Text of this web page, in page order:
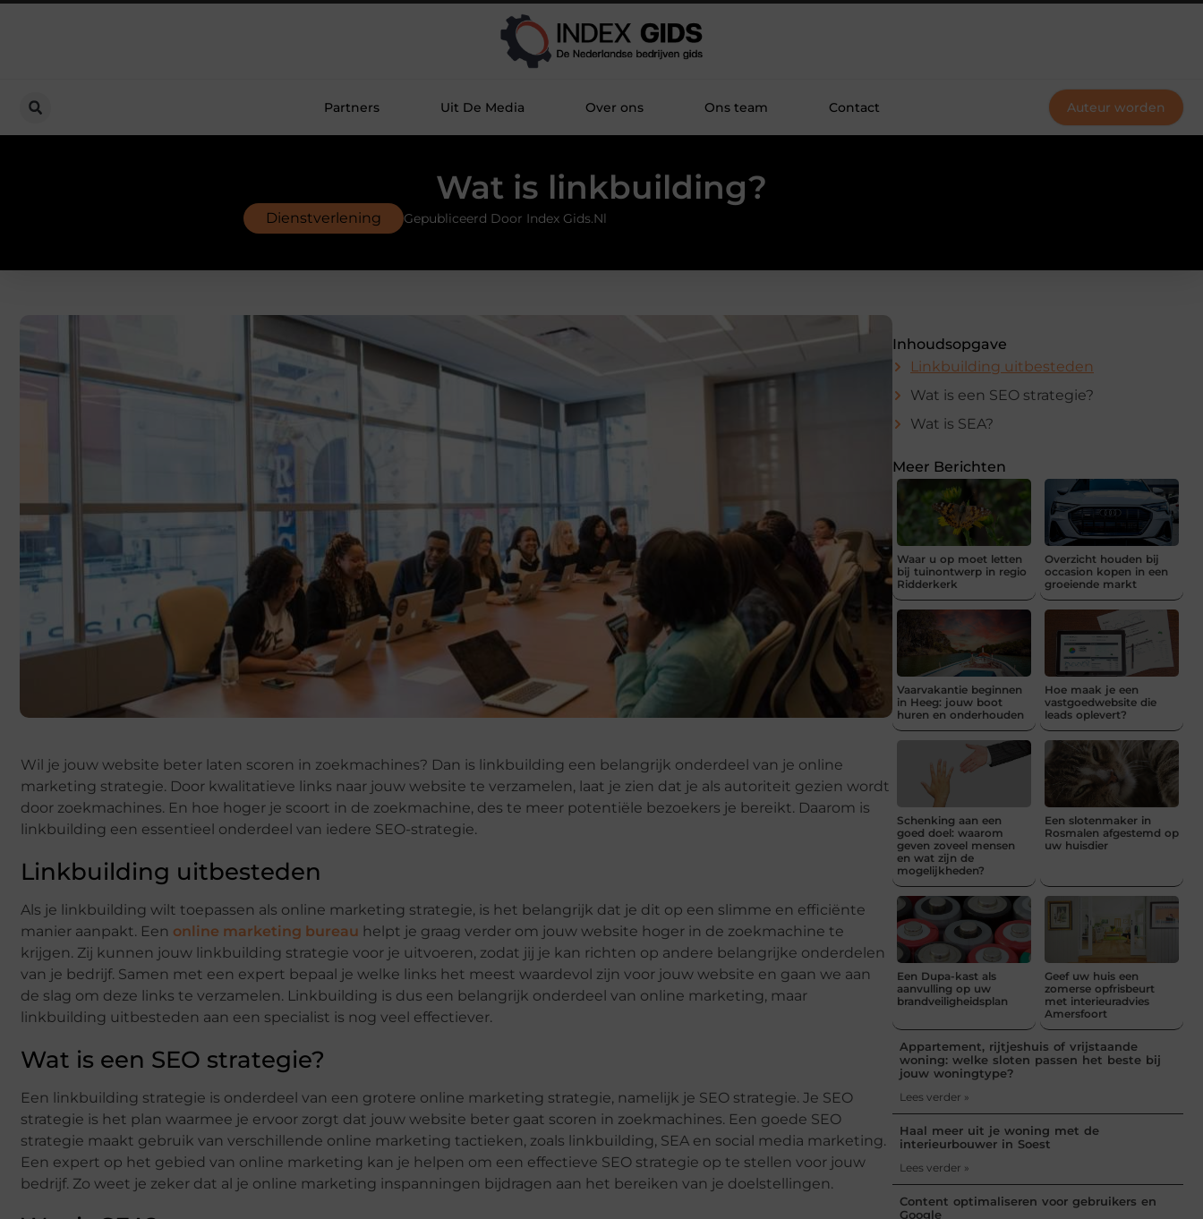
Partners Uit De Media Over ons Ons team Contact Auteur worden
Wat is linkbuilding?
Dienstverlening Gepubliceerd Door Index Gids.nl
Wil je jouw website beter laten scoren in zoekmachines? Dan is linkbuilding een belangrijk onderdeel van je online
marketing strategie. Door kwalitatieve links naar jouw website te verzamelen, laat je zien dat je als autoriteit gezien wordt
door zoekmachines. En hoe hoger je scoort in de zoekmachine, des te meer potentiële bezoekers je bereikt. Daarom is
linkbuilding een essentieel onderdeel van iedere SEO-strategie.
Linkbuilding uitbesteden
Als je linkbuilding wilt toepassen als online marketing strategie, is het belangrijk dat je dit op een slimme en efficiënte
manier aanpakt. Een online marketing bureau helpt je graag verder om jouw website hoger in de zoekmachine te
krijgen. Zij kunnen jouw linkbuilding strategie voor je uitvoeren, zodat jij je kan richten op andere belangrijke onderdelen
van je bedrijf. Samen met een expert bepaal je welke links het meest waardevol zijn voor jouw website en gaan we aan
de slag om deze links te verzamelen. Linkbuilding is dus een belangrijk onderdeel van online marketing, maar
linkbuilding uitbesteden aan een specialist is nog veel effectiever.
Wat is een SEO strategie?
Een linkbuilding strategie is onderdeel van een grotere online marketing strategie, namelijk je SEO strategie. Je SEO
strategie is het plan waarmee je ervoor zorgt dat jouw website beter gaat scoren in zoekmachines. Een goede SEO
strategie maakt gebruik van verschillende online marketing tactieken, zoals linkbuilding, SEA en social media marketing.
Een expert op het gebied van online marketing kan je helpen om een effectieve SEO strategie op te stellen voor jouw
bedrijf. Zo weet je zeker dat al je online marketing inspanningen bijdragen aan het bereiken van je doelstellingen.
Inhoudsopgave
Linkbuilding uitbesteden
Wat is een SEO strategie?
Wat is SEA?
Meer Berichten
Waar u op moet letten
bij tuinontwerp in regio
Ridderkerk
Overzicht houden bij
occasion kopen in een
groeiende markt
Vaarvakantie beginnen
in Heeg: jouw boot
huren en onderhouden
Hoe maak je een
vastgoedwebsite die
leads oplevert?
Schenking aan een
goed doel: waarom
geven zoveel mensen
en wat zijn de
mogelijkheden?
Een slotenmaker in
Rosmalen afgestemd op
uw huisdier
Een Dupa-kast als
aanvulling op uw
brandveiligheidsplan
Geef uw huis een
zomerse opfrisbeurt
met interieuradvies
Amersfoort
Appartement, rijtjeshuis of vrijstaande
woning: welke sloten passen het beste bij
jouw woningtype?
Lees verder »
Haal meer uit je woning met de
interieurbouwer in Soest
Lees verder »
Content optimaliseren voor gebruikers en
Google